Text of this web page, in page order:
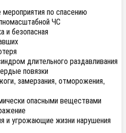
по спасению
ЧС
и безопасная
длительного раздавливания
повязки
замерзания, отморожения,
опасными веществами
и угрожающие жизни нарушения